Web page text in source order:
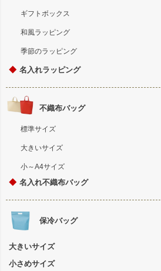
ギフトボックス
和風ラッピング
季節のラッピング
◆ 名入れラッピング
不織布バッグ
標準サイズ
大きいサイズ
小～A4サイズ
◆ 名入れ不織布バッグ
保冷バッグ
大きいサイズ
小さめサイズ